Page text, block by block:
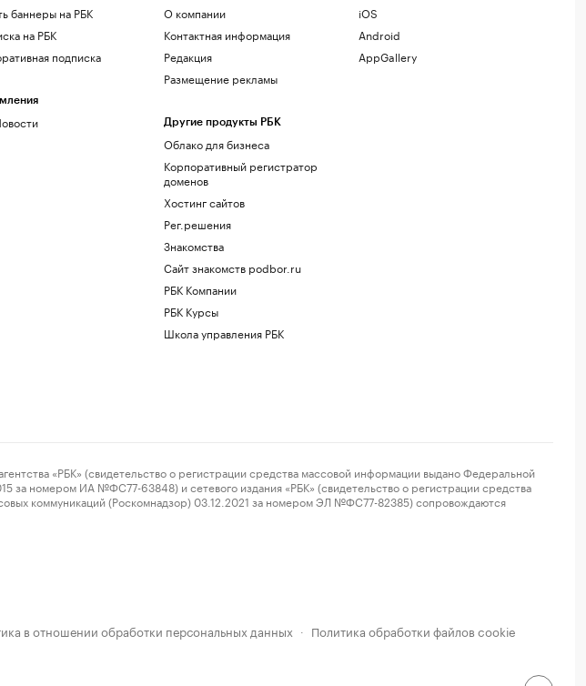
баннеры на РБК
на РБК
подписка
О компании
Контактная информация
Редакция
Размещение рекламы
Другие продукты РБК
Облако для бизнеса
Корпоративный регистратор
доменов
Хостинг сайтов
Рег.решения
Знакомства
Сайт знакомств podbor.ru
РБК Компании
РБК Курсы
Школа управления РБК
iOS
Android
AppGallery
«РБК» (свидетельство о регистрации средства массовой информации выдано Федеральной
за номером ИА №ФС77-63848) и сетевого издания «РБК» (свидетельство о регистрации средства
коммуникаций (Роскомнадзор) 03.12.2021 за номером ЭЛ №ФС77-82385) сопровождаются
в отношении обработки персональных данных · Политика обработки файлов cookie